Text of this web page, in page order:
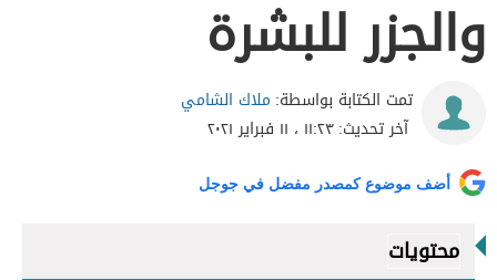
والجزر للبشرة
تمت الكتابة بواسطة: ملاك الشامي
آخر تحديث:١١:٢٣ ، ١١ فبراير ٢٠٢١
أضف موضوع كمصدر مفضل في جوجل
محتويات